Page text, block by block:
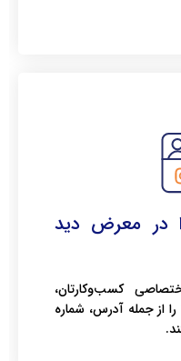
در معرض دید
کسب‌وکارتان،
از جمله آدرس، شماره